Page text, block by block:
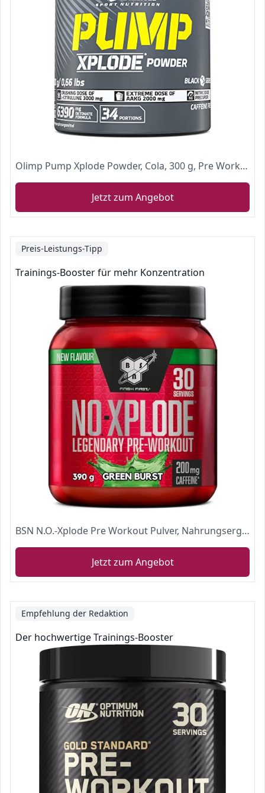
Olimp Pump Xplode Powder, Cola, 300 g, Pre Workout Booster
Jetzt zum Angebot
Preis-Leistungs-Tipp
Trainings-Booster für mehr Konzentration
BSN N.O.-Xplode Pre Workout Pulver, Nahrungsergänzungsmittel mit Koffein, Aminosäuren, Vitamin C und Zink, Green Burst, 30 Portionen, 390g, Verpackung kann variieren
Jetzt zum Angebot
Empfehlung der Redaktion
Der hochwertige Trainings-Booster